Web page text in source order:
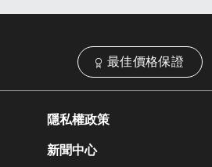
最佳價格保證
隱私權政策
新聞中心